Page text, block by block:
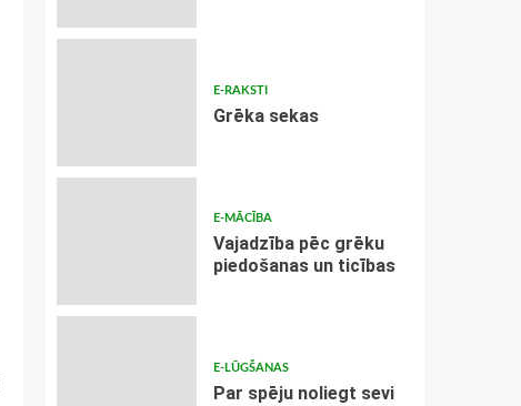
E-RAKSTI
Grēka sekas
E-MĀCĪBA
Vajadzība pēc grēku
piedošanas un ticības
E-LŪGŠANAS
Par spēju noliegt sevi